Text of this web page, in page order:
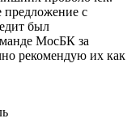
предложение с
был
МосБК за
рекомендую их как